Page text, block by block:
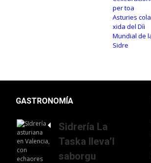
GASTRONOMÍA
Sidrería La
Taska lleva’l
saborgu